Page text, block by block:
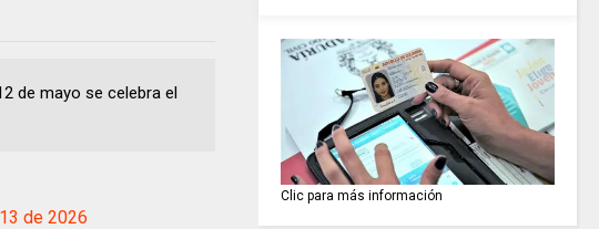
de mayo se celebra el
de 2026
Clic para más información